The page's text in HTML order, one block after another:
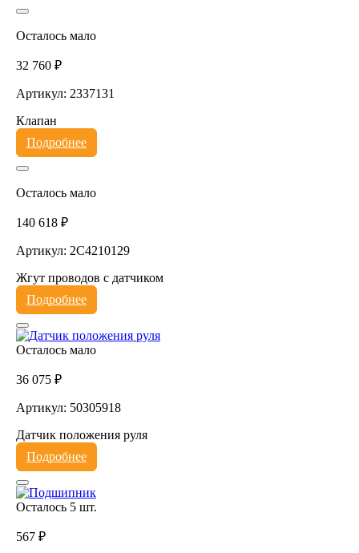
Осталось мало
32 760 ₽
Артикул: 2337131
Клапан
Подробнее
Осталось мало
140 618 ₽
Артикул: 2C4210129
Жгут проводов с датчиком
Подробнее
Осталось мало
36 075 ₽
Артикул: 50305918
Датчик положения руля
Подробнее
Осталось 5 шт.
567 ₽